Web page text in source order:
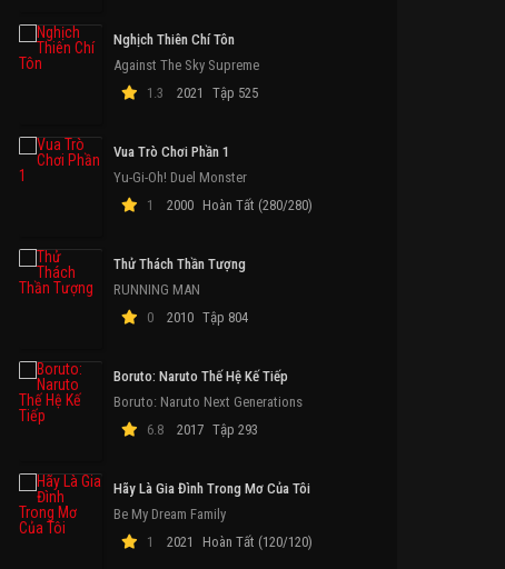
Nghịch Thiên Chí Tôn
Against The Sky Supreme
1.3
2021 Tập 525
Vua Trò Chơi Phần 1
Yu-Gi-Oh! Duel Monster
1
2000 Hoàn Tất (280/280)
Thử Thách Thần Tượng
RUNNING MAN
0
2010 Tập 804
Boruto: Naruto Thế Hệ Kế Tiếp
Boruto: Naruto Next Generations
6.8
2017 Tập 293
Hãy Là Gia Đình Trong Mơ Của Tôi
Be My Dream Family
1
2021 Hoàn Tất (120/120)